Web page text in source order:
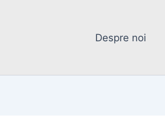
Despre noi